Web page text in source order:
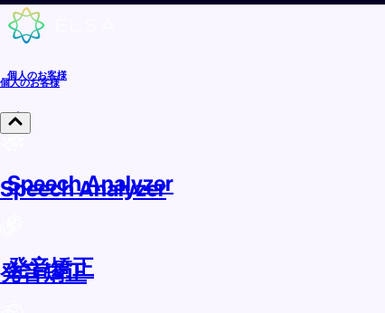
個人のお客様
Speech Analyzer
発音矯正
個人のお客様
Speech Analyzer
発音矯正